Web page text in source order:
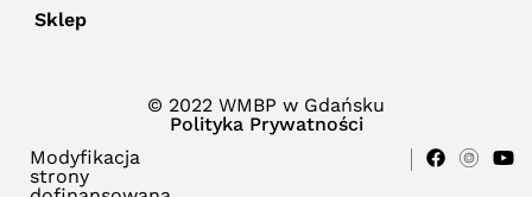
Sklep
© 2022 WMBP w Gdańsku
Polityka Prywatności
Modyfikacja
strony